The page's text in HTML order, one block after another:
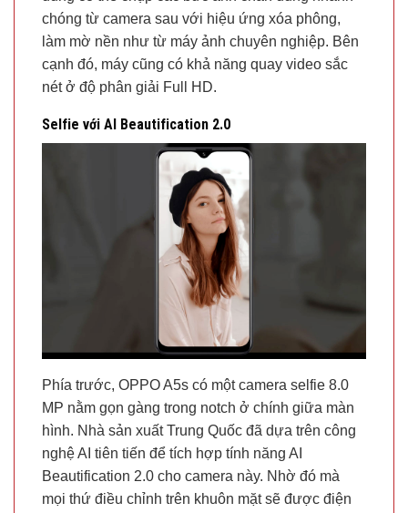
chóng từ camera sau với hiệu ứng xóa phông,
làm mờ nền như từ máy ảnh chuyên nghiệp. Bên
cạnh đó, máy cũng có khả năng quay video sắc
nét ở độ phân giải Full HD.
Selfie với AI Beautification 2.0
Phía trước, OPPO A5s có một camera selfie 8.0
MP nằm gọn gàng trong notch ở chính giữa màn
hình. Nhà sản xuất Trung Quốc đã dựa trên công
nghệ AI tiên tiến để tích hợp tính năng AI
Beautification 2.0 cho camera này. Nhờ đó mà
mọi thứ điều chỉnh trên khuôn mặt sẽ được điện